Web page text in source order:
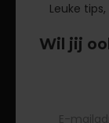
Leuke
Wil jij